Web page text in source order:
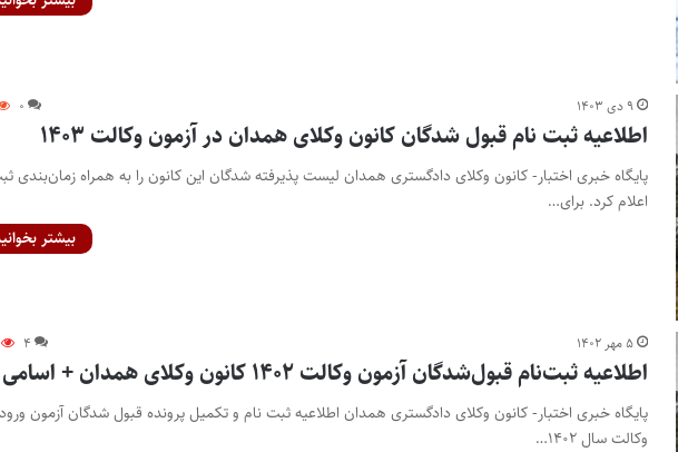
۹ دی ۱۴۰۳ ۰
اطلاعیه ثبت نام قبول شدگان کانون وکلای همدان در آزمون وکالت ۱۴۰۳
پایگاه خبری اختبار- کانون وکلای دادگستری همدان لیست پذیرفته شدگان این کانون را به همراه زمان‌بندی
اعلام کرد. برای…
بیشتر
۵ مهر ۱۴۰۲ ۴
اطلاعیه ثبت‌نام قبول‌شدگان آزمون وکالت ۱۴۰۲ کانون وکلای همدان + اسامی
پایگاه خبری اختبار- کانون وکلای دادگستری همدان اطلاعیه ثبت نام و تکمیل پرونده قبول شدگان آزمون
وکالت سال ۱۴۰۲…